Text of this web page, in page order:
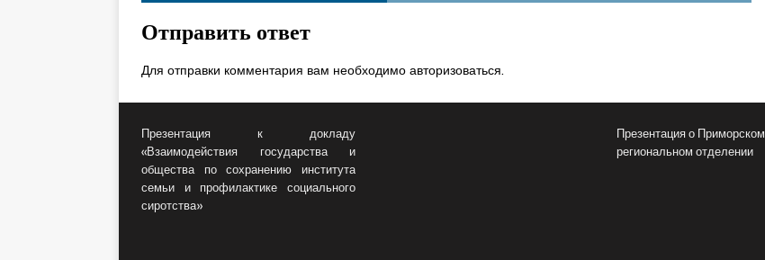
Отправить ответ
Для отправки комментария вам необходимоавторизоваться.
Презентация к докладу
«Взаимодействия государства и
общества по сохранению института
семьи и профилактике социального
сиротства»
Презентация о Приморском
региональном отделении